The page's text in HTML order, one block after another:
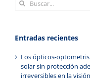
Entradas recientes
Los ópticos-
solar sin protección
irreversibles en la visión